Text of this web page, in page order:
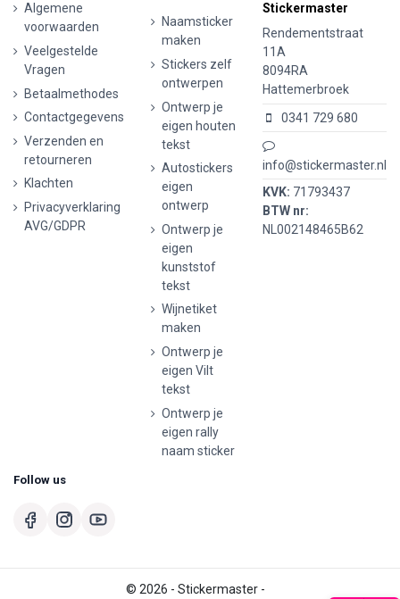
Algemene
voorwaarden
Veelgestelde
Vragen
Betaalmethodes
Contactgegevens
Verzenden en
retourneren
Klachten
Privacyverklaring
AVG/GDPR
Naamsticker
maken
Stickers zelf
ontwerpen
Ontwerp je
eigen houten
tekst
Autostickers
eigen
ontwerp
Ontwerp je
eigen
kunststof
tekst
Wijnetiket
maken
Ontwerp je
eigen Vilt
tekst
Ontwerp je
eigen rally
naam sticker
Stickermaster
Rendementstraat
11A
8094RA
Hattemerbroek
0341 729 680
info@stickermaster.nl
KVK: 71793437
BTW nr:
NL002148465B62
Follow us
© 2026 - Stickermaster -